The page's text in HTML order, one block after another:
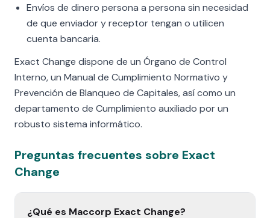
Envíos de dinero persona a persona sin necesidad
de que enviador y receptor tengan o utilicen
cuenta bancaria.
Exact Change dispone de un Órgano de Control
Interno, un Manual de Cumplimiento Normativo y
Prevención de Blanqueo de Capitales, así como un
departamento de Cumplimiento auxiliado por un
robusto sistema informático.
Preguntas frecuentes sobre Exact
Change
¿Qué es Maccorp Exact Change?